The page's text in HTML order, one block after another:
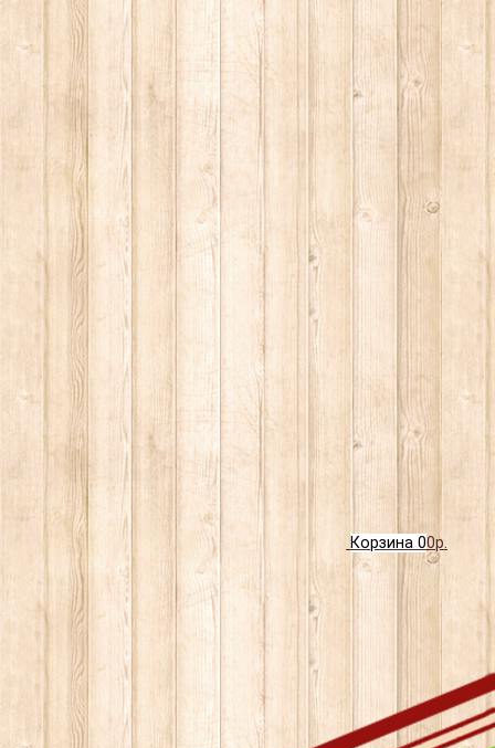
Корзина 00р.